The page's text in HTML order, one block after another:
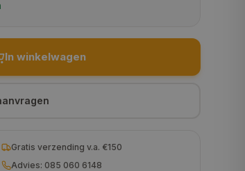
In winkelwagen
Gratis verzending v.a. €150
Advies: 085 060 6148